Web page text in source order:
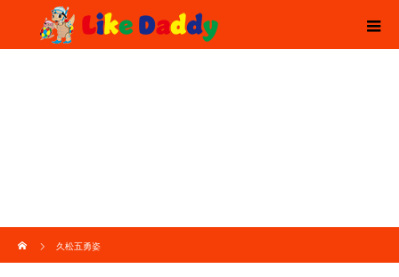
久松五勇姿